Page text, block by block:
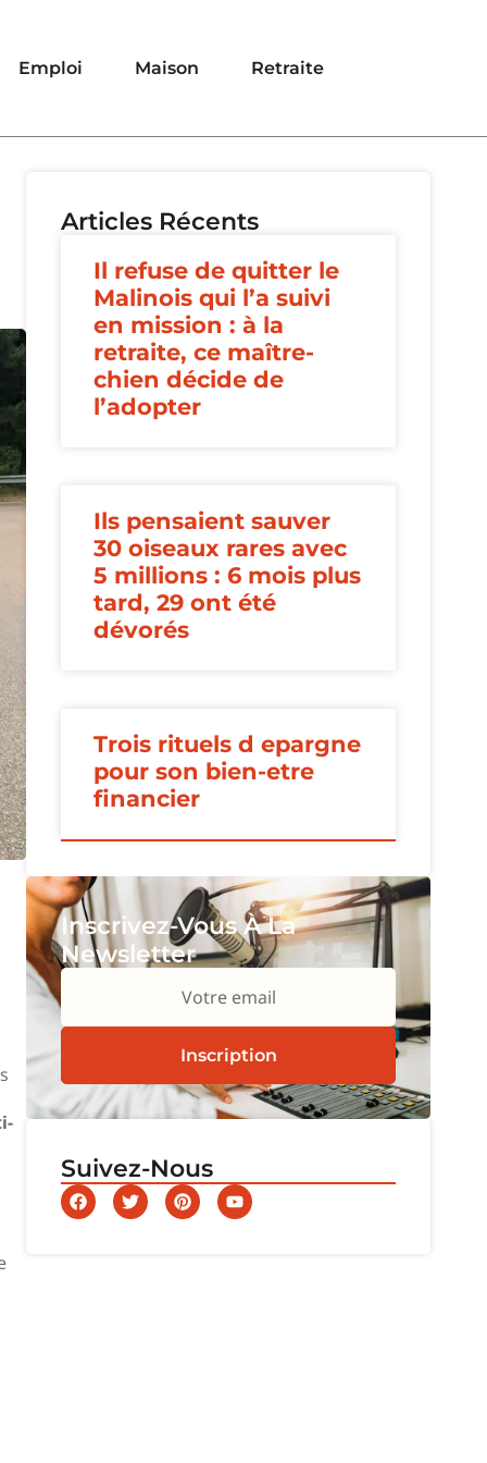
Emploi Maison Retraite
Articles Récents
Il refuse de quitter le
Malinois qui l’a suivi
en mission : à la
retraite, ce maître-
chien décide de
l’adopter
Ils pensaient sauver
30 oiseaux rares avec
5 millions : 6 mois plus
tard, 29 ont été
dévorés
Trois rituels d epargne
pour son bien-etre
financier
Inscrivez-Vous À La
Newsletter
Votre email
Inscription
Suivez-Nous